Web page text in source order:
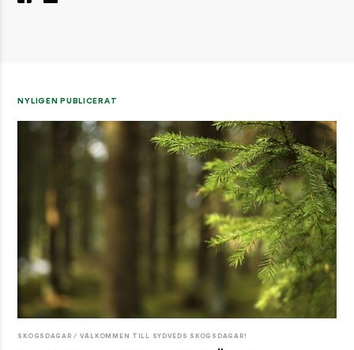
NYLIGEN PUBLICERAT
SKOGSDAGAR / VÄLKOMMEN TILL SYDVEDS SKOGSDAGAR!